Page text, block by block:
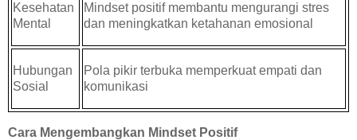
Kesehatan
Mental
Mindset positif membantu mengurangi stres
dan meningkatkan ketahanan emosional
Hubungan
Sosial
Pola pikir terbuka memperkuat empati dan
komunikasi
Cara Mengembangkan Mindset Positif